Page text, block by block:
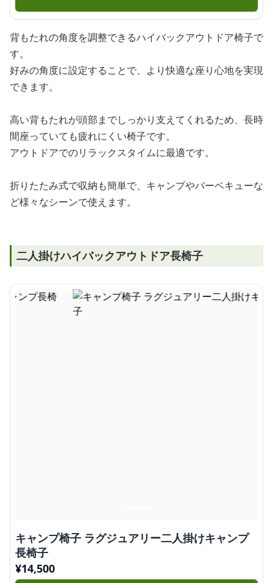
背もたれの角度を調整できるハイバックアウトドア椅子で
す。
好みの角度に設定することで、より快適な座り心地を実現
できます。
高い背もたれが頭部までしっかり支えてくれるため、長時
間座っていても疲れにくい椅子です。
アウトドアでのリラックスタイムに最適です。
折りたたみ式で収納も簡単で、キャンプやバーベキューな
ど様々なシーンで使えます。
二人掛けハイバックアウトドア長椅子
キャンプ椅子 ラグジュアリー二人掛けキャンプ
長椅子
¥14,500